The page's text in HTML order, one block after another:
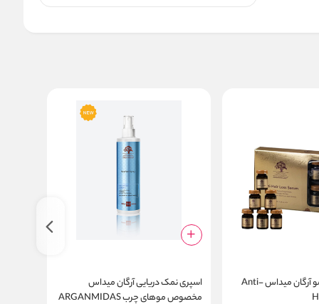
سرم ضد ریزش مو آرگان میداس Anti-
اسپری نمک دریایی آرگان میداس
مخصوص موهای چرب ARGANMIDAS